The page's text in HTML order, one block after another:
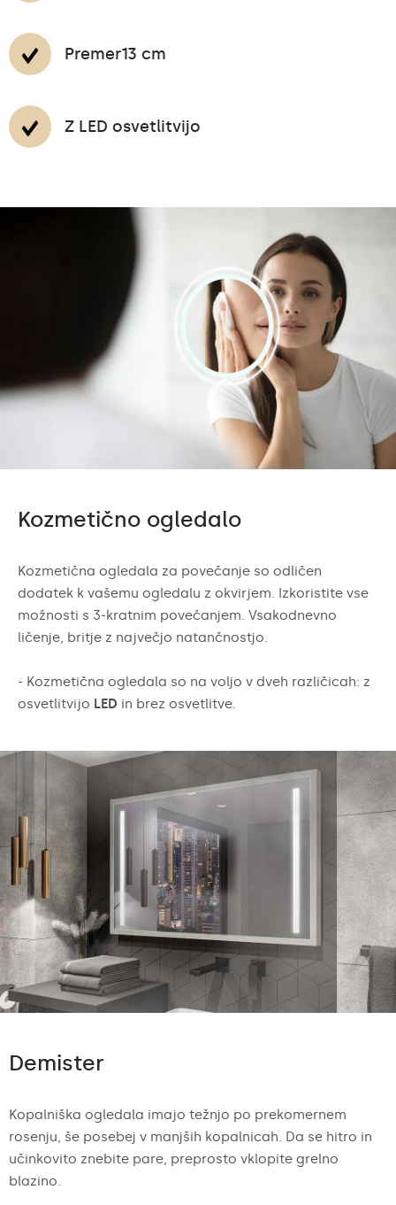
Premer13 cm
Z LED osvetlitvijo
Kozmetično ogledalo
Kozmetična ogledala za povečanje so odličen
dodatek k vašemu ogledalu z okvirjem. Izkoristite vse
možnosti s 3-kratnim povečanjem. Vsakodnevno
ličenje, britje z največjo natančnostjo.
- Kozmetična ogledala so na voljo v dveh različicah: z
osvetlitvijo LED in brez osvetlitve.
Demister
Kopalniška ogledala imajo težnjo po prekomernem
rosenju, še posebej v manjših kopalnicah. Da se hitro in
učinkovito znebite pare, preprosto vklopite grelno
blazino.